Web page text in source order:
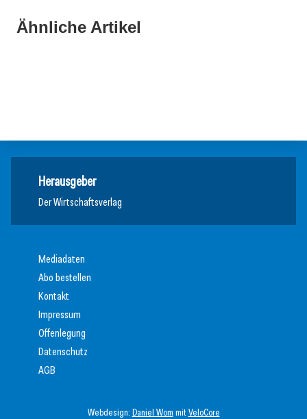
Ähnliche Artikel
23. März 2026
Herausgeber
Der Wirtschaftsverlag
Webdesign: Daniel Wom mitVeloCore
Mediadaten
Abo bestellen
Kontakt
Impressum
Offenlegung
Datenschutz
AGB